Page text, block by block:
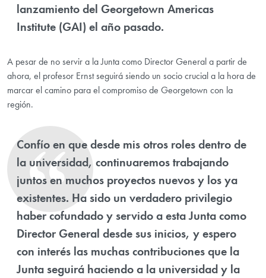
lanzamiento del Georgetown Americas
Institute (GAI) el año pasado.
A pesar de no servir a la Junta como Director General a partir de
ahora, el profesor Ernst seguirá siendo un socio crucial a la hora de
marcar el camino para el compromiso de Georgetown con la
región.
Confío en que desde mis otros roles dentro de
la universidad, continuaremos trabajando
juntos en muchos proyectos nuevos y los ya
existentes. Ha sido un verdadero privilegio
haber cofundado y servido a esta Junta como
Director General desde sus inicios, y espero
con interés las muchas contribuciones que la
Junta seguirá haciendo a la universidad y la